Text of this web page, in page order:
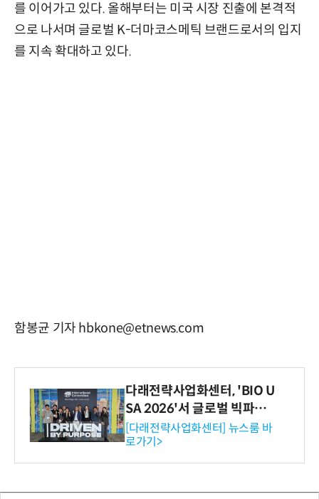
를 이어가고 있다. 올해부터는 미국 시장 진출에 본격적
으로 나서며 글로벌 K-더마코스메틱 브랜드로서의 입지
를 지속 확대하고 있다.
함봉균 기자 hbkone@etnews.com
다래전략사업화센터, 'BIO U
SA 2026'서 글로벌 빅파마
와의 비즈니스 미팅 지원…K
-바이오 해외 진출 교두보 확
보
[다래전략사업화센터] 뉴스룸 바
로가기>